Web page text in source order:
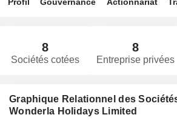
8
Sociétés cotées
8
Entreprise privées
Graphique Relationnel des
Wonderla Holidays Limited